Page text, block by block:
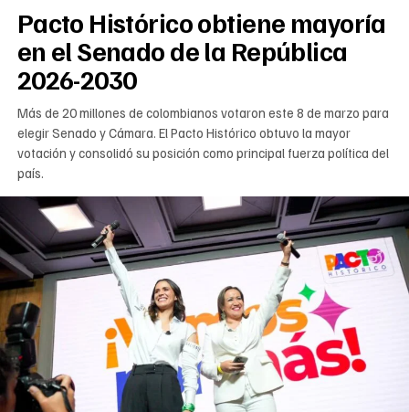
Pacto Histórico obtiene mayoría
en el Senado de la República
2026-2030
Más de 20 millones de colombianos votaron este 8 de marzo para
elegir Senado y Cámara. El Pacto Histórico obtuvo la mayor
votación y consolidó su posición como principal fuerza política del
país.